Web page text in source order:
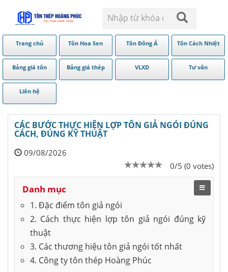
Trang chủ Tôn Hoa Sen Tôn Đông Á Tôn Cách Nhiệt
Bảng giá tôn Bảng giá thép VLXD Tư vấn
Liên hệ
CÁC BƯỚC THỰC HIỆN LỢP TÔN GIẢ NGÓI ĐÚNG
CÁCH, ĐÚNG KỸ THUẬT
09/08/2026
0/5 (0 votes)
Danh mục
1. Đặc điểm tôn giả ngói
2. Cách thực hiện lợp tôn giả ngói đúng kỹ
thuật
3. Các thương hiệu tôn giả ngói tốt nhất
4. Công ty tôn thép Hoàng Phúc